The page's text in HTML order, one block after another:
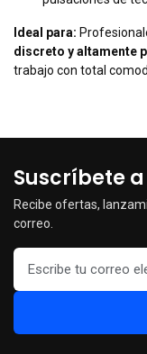
Ideal para:
discreto y altamente
trabajo con total
Suscríbete
Recibe ofertas,
correo.